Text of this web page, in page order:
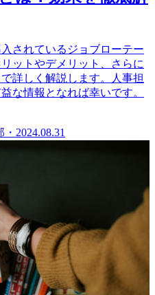
されているジョブローテー
ットやデメリット、さらに
詳しく解説します。人事担
な情報となれば幸いです。
・ 2024.08.31